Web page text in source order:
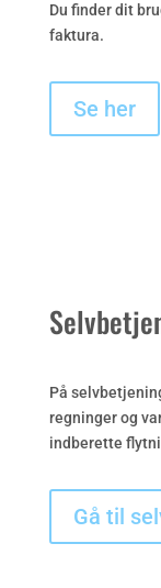
Du finder dit
faktura.
Se her
På
regninger og
indberette
Gå til